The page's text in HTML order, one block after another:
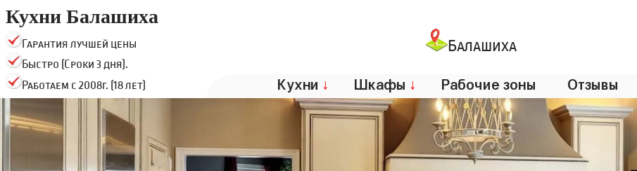
Кухни Балашиха
Гарантия лучшей цены
Быстро (Сроки 3 дня).
Работаем с 2008г. (18 лет)
Балашиха
Кухни ↓ Шкафы ↓ Рабочие зоны Отзывы